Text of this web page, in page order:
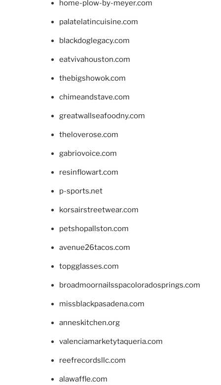
home-plow-by-meyer.com
palatelatincuisine.com
blackdoglegacy.com
eatvivahouston.com
thebigshowok.com
chimeandstave.com
greatwallseafoodny.com
theloverose.com
gabriovoice.com
resinflowart.com
p-sports.net
korsairstreetwear.com
petshopallston.com
avenue26tacos.com
topgglasses.com
broadmoornailsspacoloradosprings.com
missblackpasadena.com
anneskitchen.org
valenciamarketytaqueria.com
reefrecordsllc.com
alawaffle.com